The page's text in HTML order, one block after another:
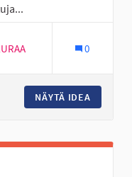
0
NÄYTÄ IDEA